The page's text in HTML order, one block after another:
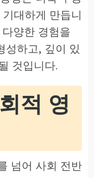
대하게 만듭니
양한 경험을
성하고, 깊이 있
것입니다.
적 영
넘어 사회 전반